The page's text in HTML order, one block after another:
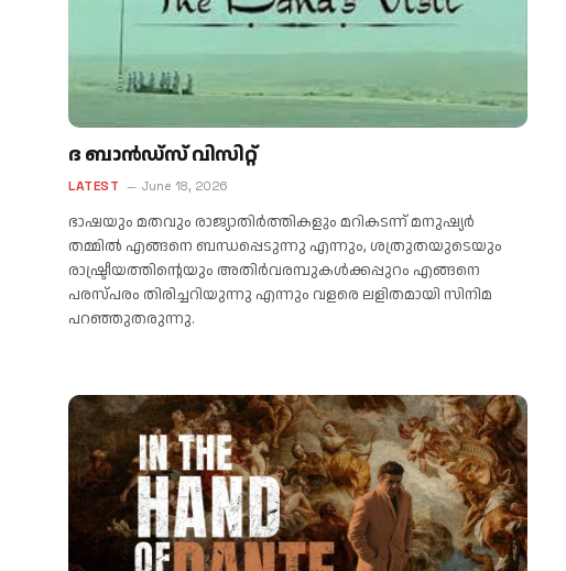
ദ ബാൻഡ്സ് വിസിറ്റ്
LATEST June 18, 2026
ഭാഷയും മതവും രാജ്യാതിർത്തികളും മറികടന്ന് മനുഷ്യർ
തമ്മിൽ എങ്ങനെ ബന്ധപ്പെടുന്നു എന്നും, ശത്രുതയുടെയും
രാഷ്ട്രീയത്തിന്റെയും അതിർവരമ്പുകൾക്കപ്പുറം എങ്ങനെ
പരസ്പരം തിരിച്ചറിയുന്നു എന്നും വളരെ ലളിതമായി സിനിമ
പറഞ്ഞുതരുന്നു.